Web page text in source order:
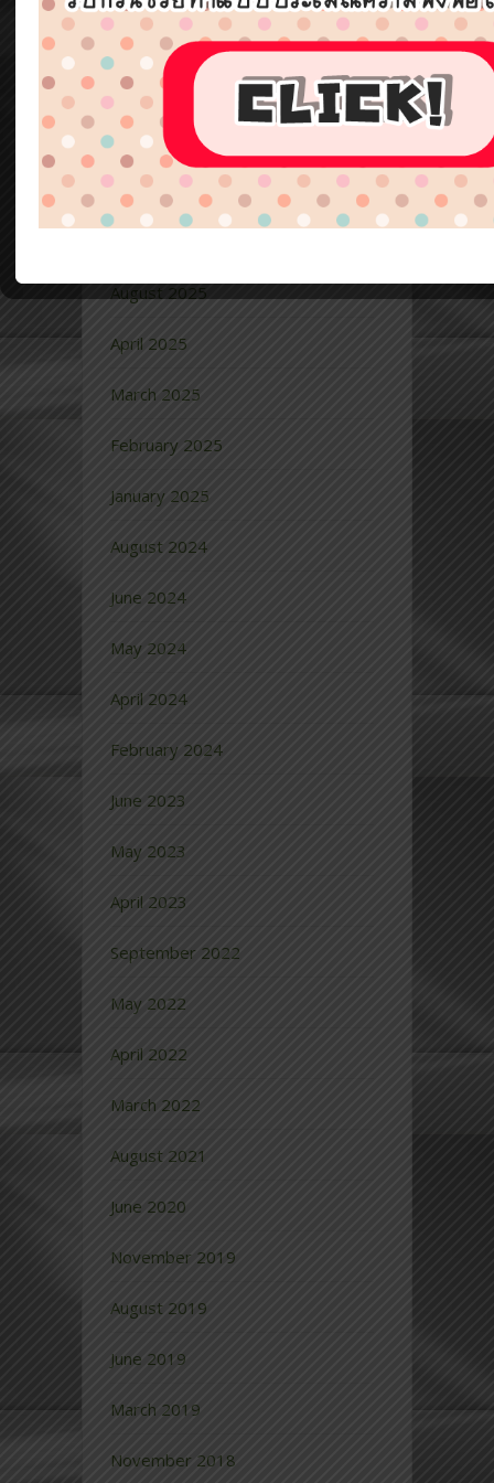
Archives
August 2025
April 2025
March 2025
February 2025
January 2025
August 2024
June 2024
May 2024
April 2024
February 2024
June 2023
May 2023
April 2023
September 2022
May 2022
April 2022
March 2022
August 2021
June 2020
November 2019
August 2019
June 2019
March 2019
November 2018